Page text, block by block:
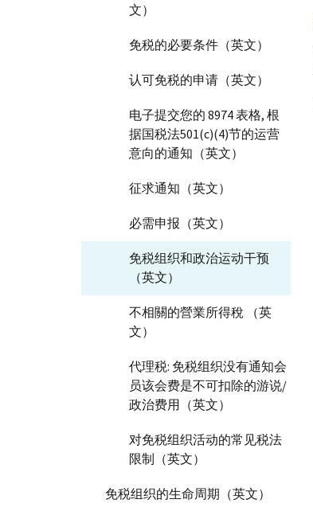
文）
免税的必要条件（英文）
认可免税的申请（英文）
电子提交您的 8974 表格, 根
据国税法501(c)(4)节的运营
意向的通知（英文）
征求通知（英文）
必需申报（英文）
免税组织和政治运动干预
（英文）
不相關的營業所得稅 （英
文）
代理税: 免税组织没有通知会
员该会费是不可扣除的游说/
政治费用（英文）
对免税组织活动的常见税法
限制（英文）
免税组织的生命周期（英文）